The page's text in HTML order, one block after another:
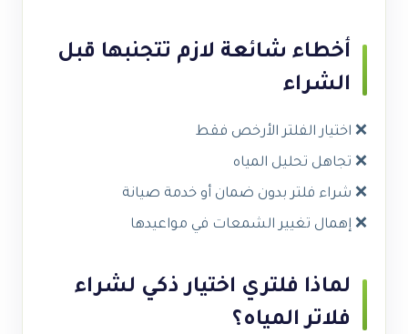
أخطاء شائعة لازم تتجنبها قبل
الشراء
❌ اختيار الفلتر الأرخص فقط
❌ تجاهل تحليل المياه
❌ شراء فلتر بدون ضمان أو خدمة صيانة
❌ إهمال تغيير الشمعات في مواعيدها
لماذا فلتري اختيار ذكي لشراء
فلاتر المياه؟